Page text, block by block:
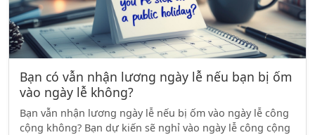
Bạn có vẫn nhận lương ngày lễ nếu bạn bị ốm
vào ngày lễ không?
Bạn vẫn nhận lương ngày lễ nếu bị ốm vào ngày lễ công
cộng không? Bạn dự kiến sẽ nghỉ vào ngày lễ công cộng